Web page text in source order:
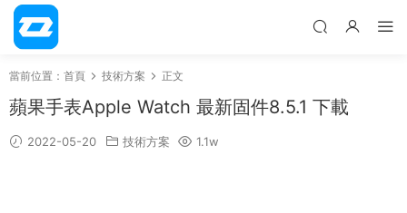
當前位置： 首頁 技術方案 正文
蘋果手表 Apple Watch 最新固件8.5.1 下載
2022-05-20 技術方案 1.1w